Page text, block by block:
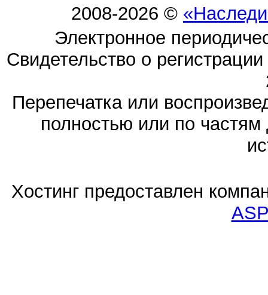
2008-2026 ©
Электронное
Свидетельство о
Перепечатка или
полностью или по частям
Хостинг предоставлен